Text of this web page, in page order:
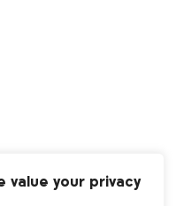
value your privacy